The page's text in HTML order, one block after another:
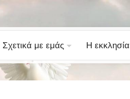
Σχετικά με εμάς Η εκκλησία